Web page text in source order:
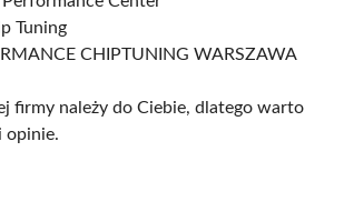
Tuning
CHIPTUNING WARSZAWA
firmy należy do Ciebie, dlatego warto
opinie.